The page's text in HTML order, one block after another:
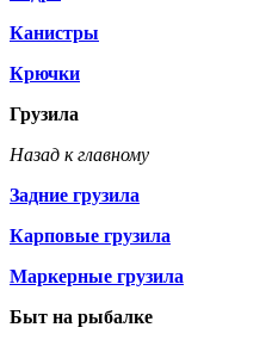
Канистры
Крючки
Грузила
Назад к главному
Задние грузила
Карповые грузила
Маркерные грузила
Быт на рыбалке